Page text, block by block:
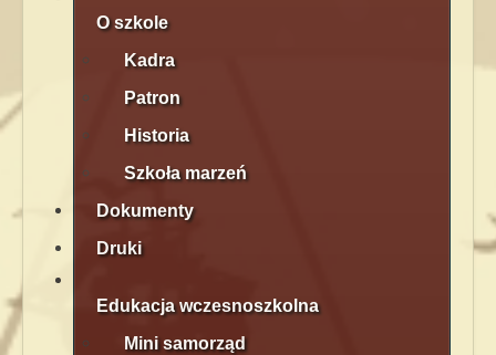
O szkole
Kadra
Patron
Historia
Szkoła marzeń
Dokumenty
Druki
Edukacja wczesnoszkolna
Mini samorząd